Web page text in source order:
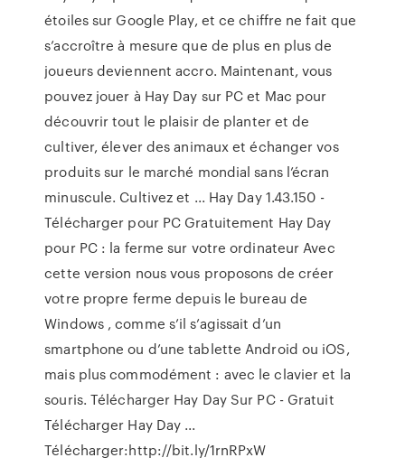
étoiles sur Google Play, et ce chiffre ne fait que
s’accroître à mesure que de plus en plus de
joueurs deviennent accro. Maintenant, vous
pouvez jouer à Hay Day sur PC et Mac pour
découvrir tout le plaisir de planter et de
cultiver, élever des animaux et échanger vos
produits sur le marché mondial sans l’écran
minuscule. Cultivez et ... Hay Day 1.43.150 -
Télécharger pour PC Gratuitement Hay Day
pour PC : la ferme sur votre ordinateur Avec
cette version nous vous proposons de créer
votre propre ferme depuis le bureau de
Windows , comme s’il s’agissait d’un
smartphone ou d’une tablette Android ou iOS,
mais plus commodément : avec le clavier et la
souris. Télécharger Hay Day Sur PC - Gratuit
Télécharger Hay Day ...
Télécharger:http://bit.ly/1rnRPxW